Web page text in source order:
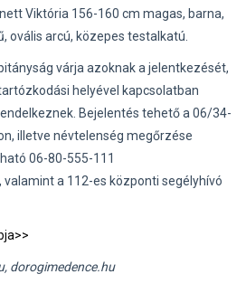
Viktória 156-160 cm magas, barna,
ovális arcú, közepes testalkatú.
várja azoknak a jelentkezését,
helyével kapcsolatban
Bejelentés tehető a 06/34-
illetve névtelenség megőrzése
06-80-555-111
a 112-es központi segélyhívó
dorogimedence.hu